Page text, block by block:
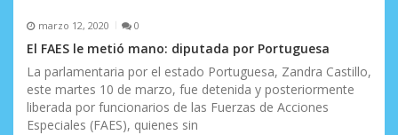
marzo 12, 2020 0
El FAES le metió mano: diputada por Portuguesa
La parlamentaria por el estado Portuguesa, Zandra Castillo,
este martes 10 de marzo, fue detenida y posteriormente
liberada por funcionarios de las Fuerzas de Acciones
Especiales (FAES), quienes sin